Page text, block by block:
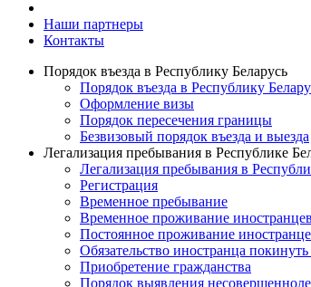
Наши партнеры
Контакты
Порядок въезда в Республику Беларусь
Порядок въезда в Республику
Оформление визы
Порядок пересечения границы
Безвизовый порядок въезда и выезда
Легализация пребывания в Республике
Легализация пребывания в
Регистрация
Временное пребывание
Временное проживание иностранцев
Постоянное проживание
Обязательство иностранца
Приобретение гражданства
Порядок выявления